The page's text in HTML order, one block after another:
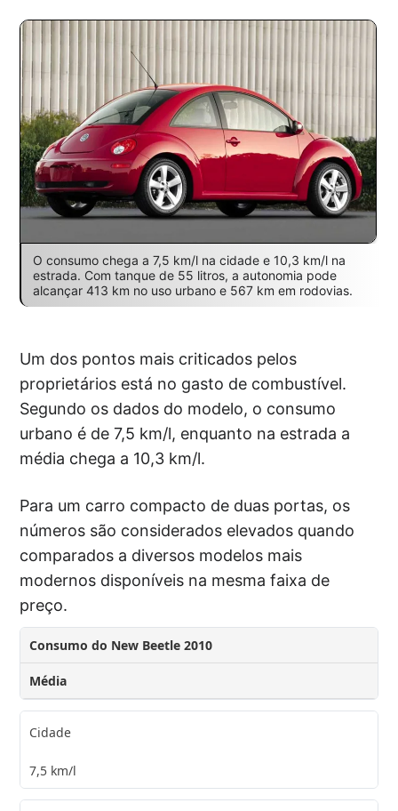
O consumo chega a 7,5 km/l na cidade e 10,3 km/l na
estrada. Com tanque de 55 litros, a autonomia pode
alcançar 413 km no uso urbano e 567 km em rodovias.
Um dos pontos mais criticados pelos
proprietários está no gasto de combustível.
Segundo os dados do modelo, o consumo
urbano é de 7,5 km/l, enquanto na estrada a
média chega a 10,3 km/l.
Para um carro compacto de duas portas, os
números são considerados elevados quando
comparados a diversos modelos mais
modernos disponíveis na mesma faixa de
preço.
Consumo do New Beetle 2010
Média
Cidade
7,5 km/l